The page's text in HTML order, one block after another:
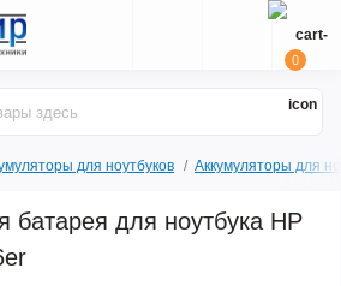
0
для ноутбуков Аккумуляторы для
батарея для ноутбука HP